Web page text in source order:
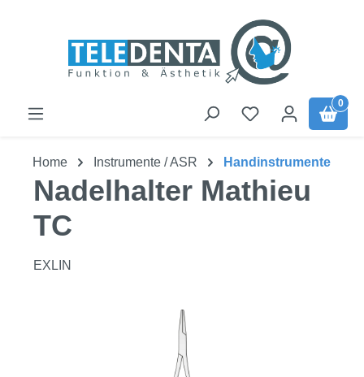
0
Home Instrumente / ASR Handinstrumente
Nadelhalter Mathieu
TC
EXLIN
Bildergalerie überspringen